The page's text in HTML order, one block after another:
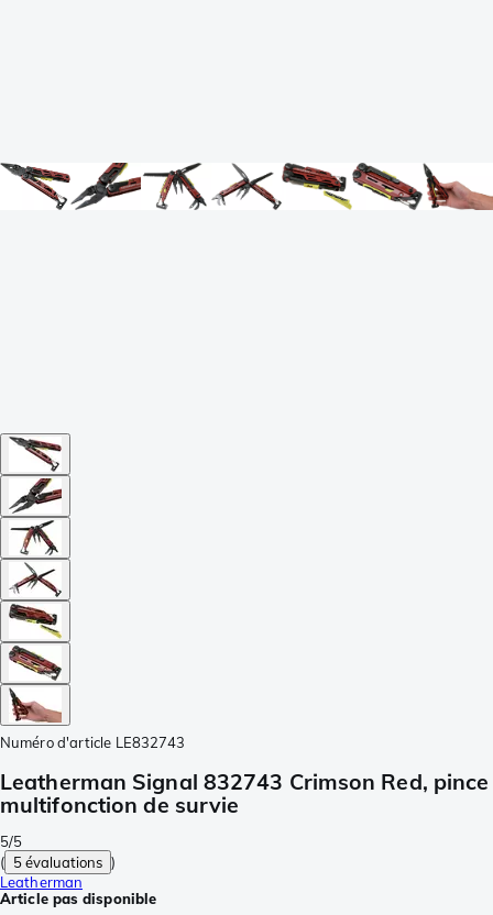
Numéro d'article LE832743
Leatherman Signal 832743 Crimson Red, pince
multifonction de survie
5/5
( 5 évaluations )
Leatherman
Article pas disponible